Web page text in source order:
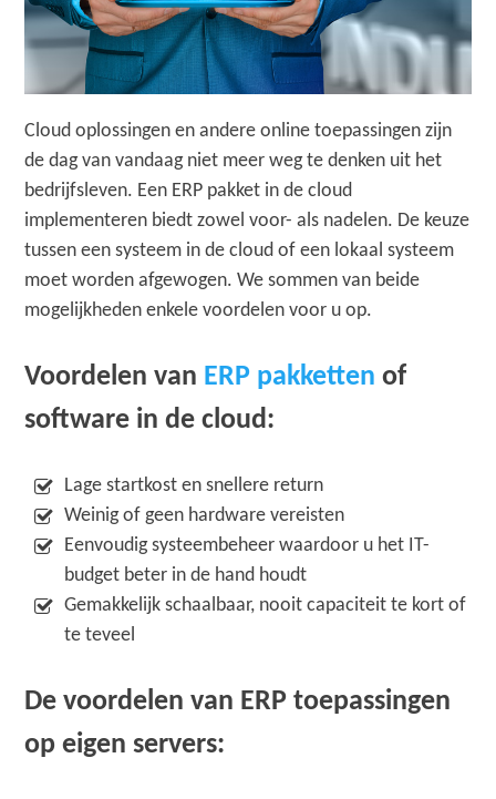
Cloud oplossingen en andere online toepassingen zijn
de dag van vandaag niet meer weg te denken uit het
bedrijfsleven. Een ERP pakket in de cloud
implementeren biedt zowel voor- als nadelen. De keuze
tussen een systeem in de cloud of een lokaal systeem
moet worden afgewogen. We sommen van beide
mogelijkheden enkele voordelen voor u op.
Voordelen van ERP pakketten of
software in de cloud:
Lage startkost en snellere return
Weinig of geen hardware vereisten
Eenvoudig systeembeheer waardoor u het IT-
budget beter in de hand houdt
Gemakkelijk schaalbaar, nooit capaciteit te kort of
te teveel
De voordelen van ERP toepassingen
op eigen servers: